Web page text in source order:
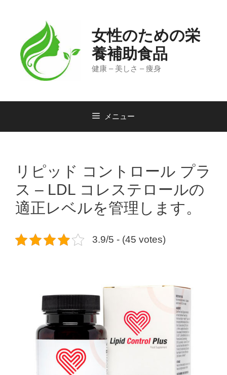
女性のための栄
養補助食品
健康 – 美しさ – 痩身
メニュー
リピッド コントロール プラ
ス – LDL コレステロールの
適正レベルを管理します。
3.9/5 - (45 votes)